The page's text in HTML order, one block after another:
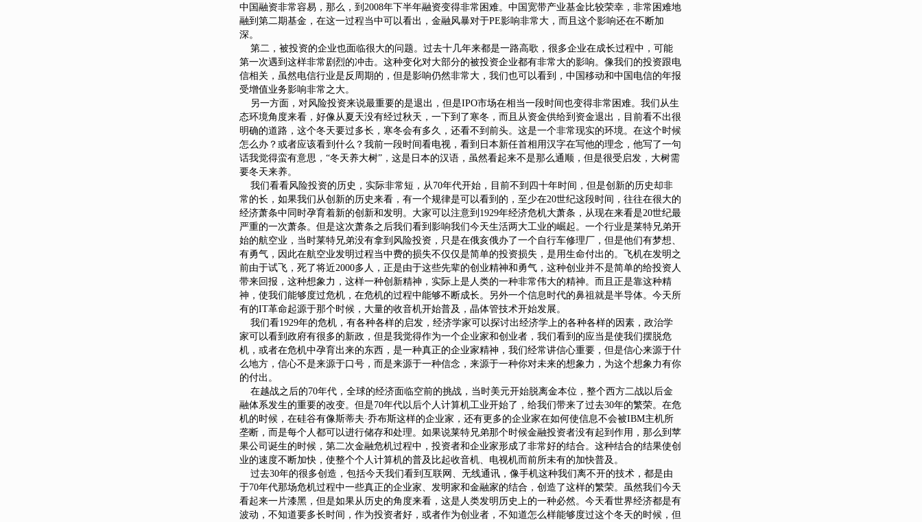
中国融资非常容易，那么，到2008年下半年融资变得非常困难。中国宽带产业基金比较荣幸，非常困难地
融到第二期基金，在这一过程当中可以看出，金融风暴对于PE影响非常大，而且这个影响还在不断加
深。
第二，被投资的企业也面临很大的问题。过去十几年来都是一路高歌，很多企业在成长过程中，可能
第一次遇到这样非常剧烈的冲击。这种变化对大部分的被投资企业都有非常大的影响。像我们的投资跟电
信相关，虽然电信行业是反周期的，但是影响仍然非常大，我们也可以看到，中国移动和中国电信的年报
受增值业务影响非常之大。
另一方面，对风险投资来说最重要的是退出，但是IPO市场在相当一段时间也变得非常困难。我们从生
态环境角度来看，好像从夏天没有经过秋天，一下到了寒冬，而且从资金供给到资金退出，目前看不出很
明确的道路，这个冬天要过多长，寒冬会有多久，还看不到前头。这是一个非常现实的环境。在这个时候
怎么办？或者应该看到什么？我前一段时间看电视，看到日本新任首相用汉字在写他的理念，他写了一句
话我觉得蛮有意思，“冬天养大树”，这是日本的汉语，虽然看起来不是那么通顺，但是很受启发，大树需
要冬天来养。
我们看看风险投资的历史，实际非常短，从70年代开始，目前不到四十年时间，但是创新的历史却非
常的长，如果我们从创新的历史来看，有一个规律是可以看到的，至少在20世纪这段时间，往往在很大的
经济萧条中同时孕育着新的创新和发明。大家可以注意到1929年经济危机大萧条，从现在来看是20世纪最
严重的一次萧条。但是这次萧条之后我们看到影响我们今天生活两大工业的崛起。一个行业是莱特兄弟开
始的航空业，当时莱特兄弟没有拿到风险投资，只是在俄亥俄办了一个自行车修理厂，但是他们有梦想、
有勇气，因此在航空业发明过程当中费的损失不仅仅是简单的投资损失，是用生命付出的。飞机在发明之
前由于试飞，死了将近2000多人，正是由于这些先辈的创业精神和勇气，这种创业并不是简单的给投资人
带来回报，这种想象力，这样一种创新精神，实际上是人类的一种非常伟大的精神。而且正是靠这种精
神，使我们能够度过危机，在危机的过程中能够不断成长。另外一个信息时代的鼻祖就是半导体。今天所
有的IT革命起源于那个时候，大量的收音机开始普及，晶体管技术开始发展。
我们看1929年的危机，有各种各样的启发，经济学家可以探讨出经济学上的各种各样的因素，政治学
家可以看到政府有很多的新政，但是我觉得作为一个企业家和创业者，我们看到的应当是使我们摆脱危
机，或者在危机中孕育出来的东西，是一种真正的企业家精神，我们经常讲信心重要，但是信心来源于什
么地方，信心不是来源于口号，而是来源于一种信念，来源于一种你对未来的想象力，为这个想象力有你
的付出。
在越战之后的70年代，全球的经济面临空前的挑战，当时美元开始脱离金本位，整个西方二战以后金
融体系发生的重要的改变。但是70年代以后个人计算机工业开始了，给我们带来了过去30年的繁荣。在危
机的时候，在硅谷有像斯蒂夫·乔布斯这样的企业家，还有更多的企业家在如何使信息不会被IBM主机所
垄断，而是每个人都可以进行储存和处理。如果说莱特兄弟那个时候金融投资者没有起到作用，那么到苹
果公司诞生的时候，第二次金融危机过程中，投资者和企业家形成了非常好的结合。这种结合的结果使创
业的速度不断加快，使整个个人计算机的普及比起收音机、电视机而前所未有的加快普及。
过去30年的很多创造，包括今天我们看到互联网、无线通讯，像手机这种我们离不开的技术，都是由
于70年代那场危机过程中一些真正的企业家、发明家和金融家的结合，创造了这样的繁荣。虽然我们今天
看起来一片漆黑，但是如果从历史的角度来看，这是人类发明历史上的一种必然。今天看世界经济都是有
波动，不知道要多长时间，作为投资者好，或者作为创业者，不知道怎么样能够度过这个冬天的时候，但